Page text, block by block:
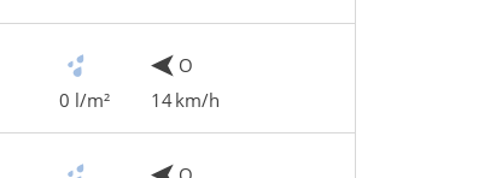
0 l/m²
O
14 km/h